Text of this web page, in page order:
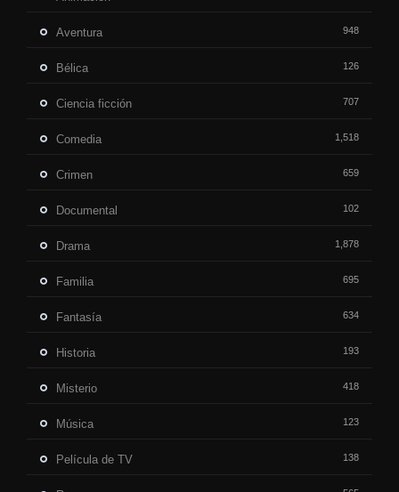
Aventura 948
Bélica 126
Ciencia ficción 707
Comedia 1,518
Crimen 659
Documental 102
Drama 1,878
Familia 695
Fantasía 634
Historia 193
Misterio 418
Música 123
Película de TV 138